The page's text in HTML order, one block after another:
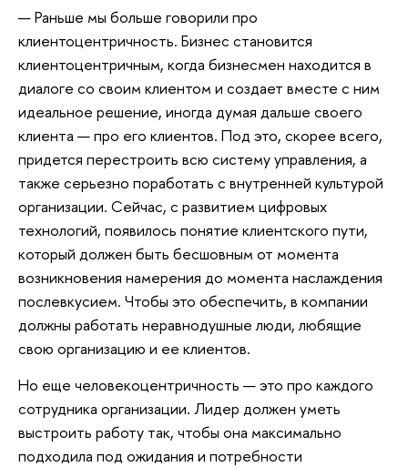
— Раньше мы больше говорили про
клиентоцентричность. Бизнес становится
клиентоцентричным, когда бизнесмен находится в
диалоге со своим клиентом и создает вместе с ним
идеальное решение, иногда думая дальше своего
клиента — про его клиентов. Под это, скорее всего,
придется перестроить всю систему управления, а
также серьезно поработать с внутренней культурой
организации. Сейчас, с развитием цифровых
технологий, появилось понятие клиентского пути,
который должен быть бесшовным от момента
возникновения намерения до момента наслаждения
послевкусием. Чтобы это обеспечить, в компании
должны работать неравнодушные люди, любящие
свою организацию и ее клиентов.
Но еще человекоцентричность — это про каждого
сотрудника организации. Лидер должен уметь
выстроить работу так, чтобы она максимально
подходила под ожидания и потребности